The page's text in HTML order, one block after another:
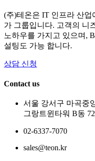
(주)테온은 IT 인프라 산업
가 그룹입니다. 고객의 니
노하우를 가지고 있으며,
설팅도 가능 합니다.
상담 신청
Contact us
서울 강서구 마곡중
그랑트윈타워 B동
02-6337-7070
sales@teon.kr